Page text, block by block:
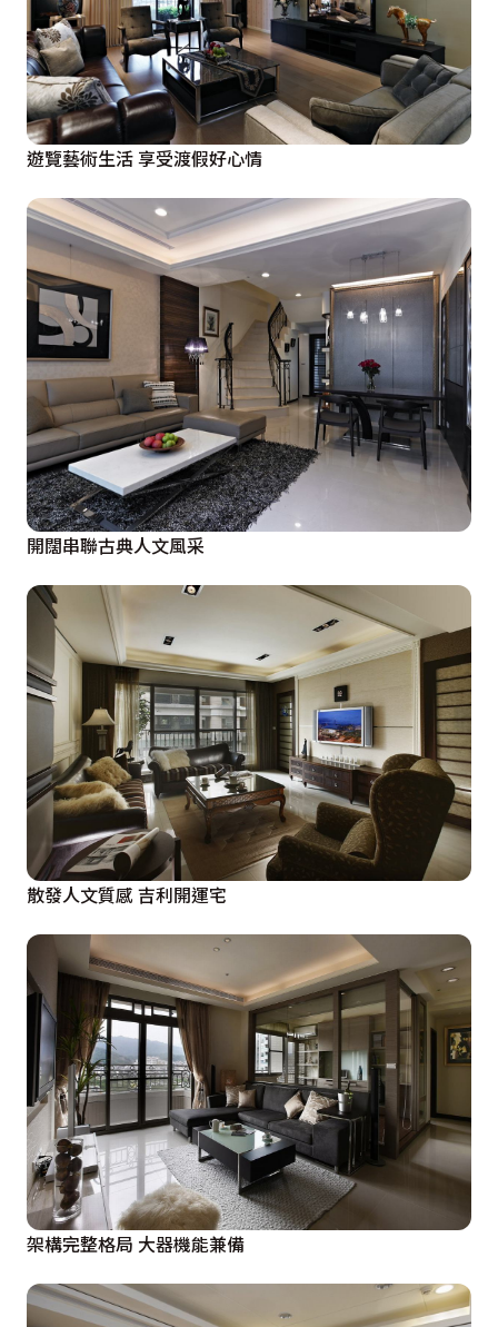
遊覽藝術生活 享受渡假好心情
開闊串聯古典人文風采
散發人文質感 吉利開運宅
架構完整格局 大器機能兼備